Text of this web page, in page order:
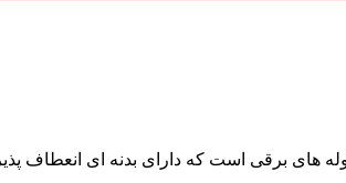
های برقی است که دارای بدنه ای انعطاف